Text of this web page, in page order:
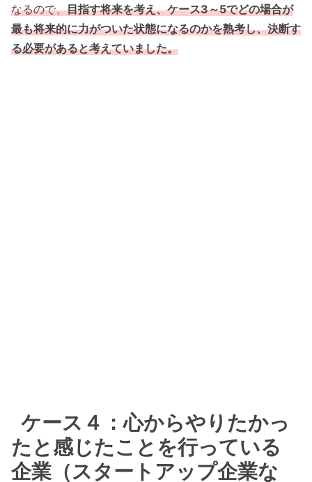
なるので、目指す将来を考え、ケース3～5でどの場合が
最も将来的に力がついた状態になるのかを熟考し、決断す
る必要があると考えていました。
ケース４：心からやりたかっ
たと感じたことを行っている
企業（スタートアップ企業な